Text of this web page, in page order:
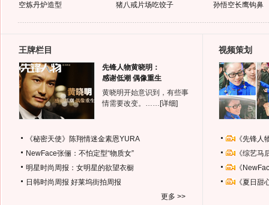
空炼丹炉造型
猪八戒片场吃饺子
孙悟空长鹰钩鼻
王牌栏目
先锋人物黄晓明：
感谢低潮 偶像重生
黄晓明开始意识到，有些事
情需要改变。…… [详细]
《秘密天使》陈翔情迷金素恩YURA
NewFace张俪：不怕定型“物质女”
明星时尚周报：女明星的欲望衣橱
日韩时尚周报 好莱坞街拍周报
更多 >>
视频策划
《先锋
《综艺
《
《夏日